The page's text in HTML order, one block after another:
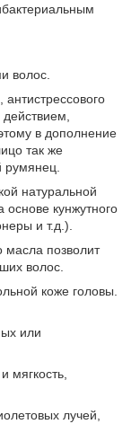
волос.
в дополнение
так же
румянец.
натуральной
основе кунжутного
и т.д.).
масла позволит
волос.
коже головы.
или
мягкость,
лучей,